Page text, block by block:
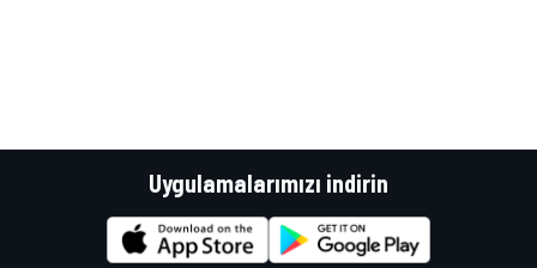
Uygulamalarımızı indirin